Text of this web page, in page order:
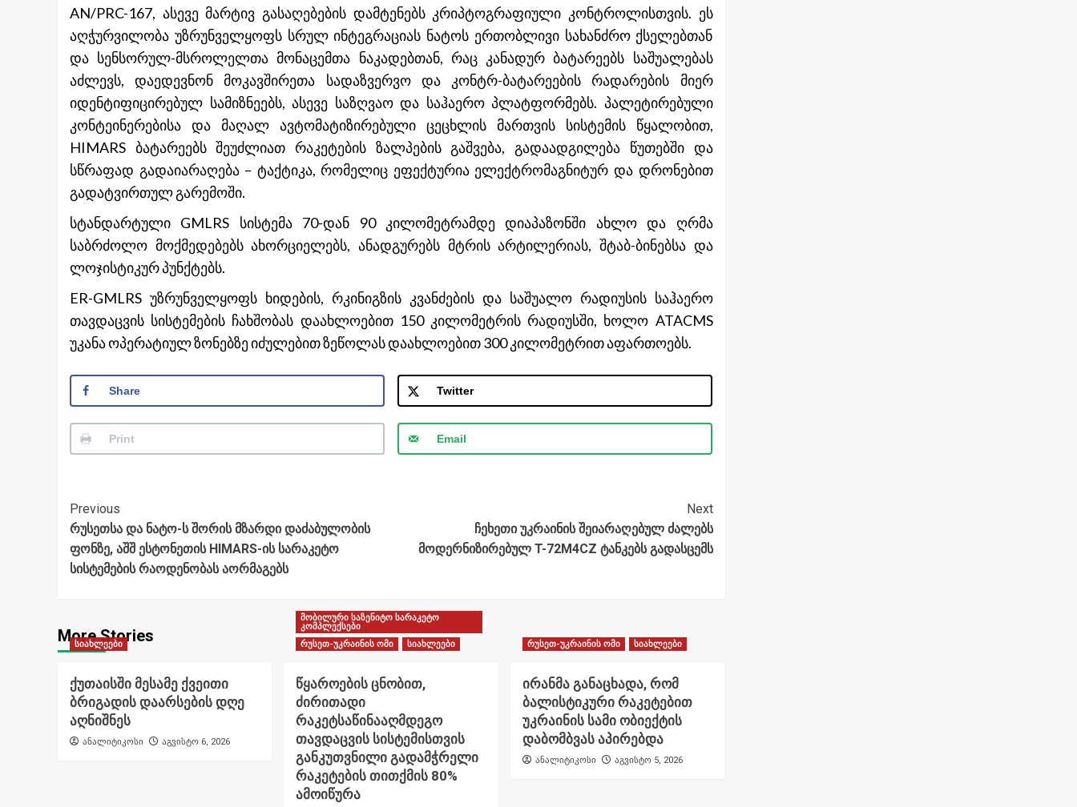
AN/PRC-167, ასევე მარტივ გასაღებების დამტენებს კრიპტოგრაფიული კონტროლისთვის. ეს
აღჭურვილობა უზრუნველყოფს სრულ ინტეგრაციას ნატოს ერთობლივი სახანძრო ქსელებთან
და სენსორულ-მსროლელთა მონაცემთა ნაკადებთან, რაც კანადურ ბატარეებს საშუალებას
აძლევს, დაედევნონ მოკავშირეთა სადაზვერვო და კონტრ-ბატარეების რადარების მიერ
იდენტიფიცირებულ სამიზნეებს, ასევე საზღვაო და საჰაერო პლატფორმებს. პალეტირებული
კონტეინერებისა და მაღალ ავტომატიზირებული ცეცხლის მართვის სისტემის წყალობით,
HIMARS ბატარეებს შეუძლიათ რაკეტების ზალპების გაშვება, გადაადგილება წუთებში და
სწრაფად გადაიარაღება – ტაქტიკა, რომელიც ეფექტურია ელექტრომაგნიტურ და დრონებით
გადატვირთულ გარემოში.
სტანდარტული GMLRS სისტემა 70-დან 90 კილომეტრამდე დიაპაზონში ახლო და ღრმა
საბრძოლო მოქმედებებს ახორციელებს, ანადგურებს მტრის არტილერიას, შტაბ-ბინებსა და
ლოჯისტიკურ პუნქტებს.
ER-GMLRS უზრუნველყოფს ხიდების, რკინიგზის კვანძების და საშუალო რადიუსის საჰაერო
თავდაცვის სისტემების ჩახშობას დაახლოებით 150 კილომეტრის რადიუსში, ხოლო ATACMS
უკანა ოპერატიულ ზონებზე იძულებით ზეწოლას დაახლოებით 300 კილომეტრით აფართოებს.
Share Twitter
Print Email
Post
Navigation
Previous
რუსეთსა და ნატო-ს შორის მზარდი დაძაბულობის
ფონზე, აშშ ესტონეთის HIMARS-ის სარაკეტო
სისტემების რაოდენობას აორმაგებს
Next
ჩეხეთი უკრაინის შეიარაღებულ ძალებს
მოდერნიზირებულ T-72M4CZ ტანკებს გადასცემს
More Stories
სიახლეები
ქუთაისში მესამე ქვეითი
ბრიგადის დაარსების დღე
აღნიშნეს
ანალიტიკოსი აგვისტო 6, 2026
მობილური საზენიტო სარაკეტო
კომპლექსები
რუსეთ-უკრაინის ომი
სიახლეები
წყაროების ცნობით,
ძირითადი
რაკეტსაწინააღმდეგო
თავდაცვის სისტემისთვის
განკუთვნილი გადამჭრელი
რაკეტების თითქმის 80%
ამოიწურა
რუსეთ-უკრაინის ომი სიახლეები
ირანმა განაცხადა, რომ
ბალისტიკური რაკეტებით
უკრაინის სამი ობიექტის
დაბომბვას აპირებდა
ანალიტიკოსი აგვისტო 5, 2026